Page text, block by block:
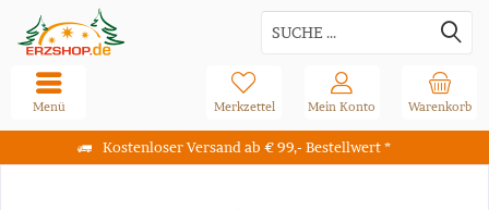
Kostenloser Versand ab € 99,- Bestellwert *
Warenkorb
Merkzettel Mein Konto
Menü